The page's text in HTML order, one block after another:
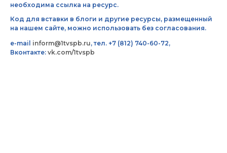
необходима ссылка на ресурс.
Код для вставки в блоги и другие ресурсы, размещенный
на нашем сайте, можно использовать без согласования.
e-mail inform@1tvspb.ru, тел. +7 (812) 740-60-72,
Вконтакте: vk.com/1tvspb